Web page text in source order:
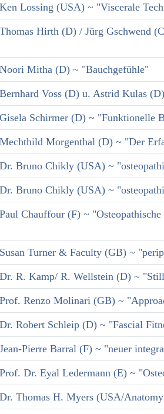
Ken Lossing (USA) ~ "Viscerale
Thomas Hirth (D) / Jürg Gschwend
Noori Mitha (D) ~ "Bauchgefühle"
Bernhard Voss (D) u. Astrid Kulas
Gisela Schirmer (D) ~ "Funktionelle
Mechthild Morgenthal (D) ~ "Der
Dr. Bruno Chikly (USA) ~
Dr. Bruno Chikly (USA) ~
Paul Chauffour (F) ~
Susan Turner & Faculty (GB) ~
Dr. R. Kamp/ R. Wellstein (D) ~
Prof. Renzo Molinari (GB) ~
Dr. Robert Schleip (D) ~ "Fascial
Jean-Pierre Barral (F) ~ "neuer
Prof. Dr. Eyal Ledermann (E) ~
Dr. Thomas H. Myers (USA/